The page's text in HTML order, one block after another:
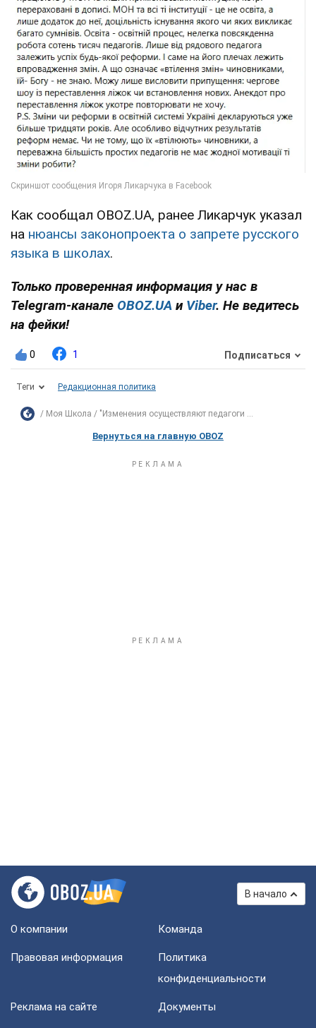
Как сообщал OBOZ.UA, ранее Ликарчук указал
на нюансы законопроекта о запрете русского
языка в школах.
Только проверенная информация у нас в
Telegram-канале OBOZ.UA и Viber. Не ведитесь
на фейки!
0 1 Подписаться
Теги Редакционная политика
Моя Школа "Изменения осуществляют педагоги ...
Вернуться на главную OBOZ
В начало
О компании Команда
Правовая информация
Политика
конфиденциальности
Реклама на сайте Документы